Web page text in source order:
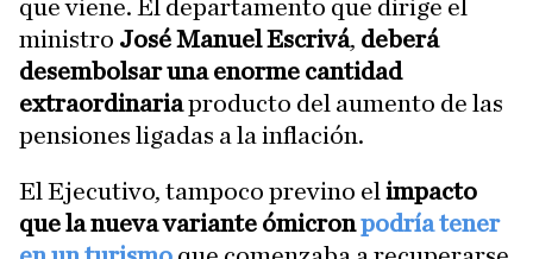
que viene. El departamento que dirige el
ministro José Manuel Escrivá, deberá
desembolsar una enorme cantidad
extraordinariaproducto del aumento de las
pensiones ligadas a la inflación.
El Ejecutivo, tampoco previno el impacto
que la nueva variante ómicronpodría tener